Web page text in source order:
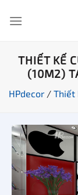
đến
THIẾT KẾ
(10M2)
HPdecor / Thiết